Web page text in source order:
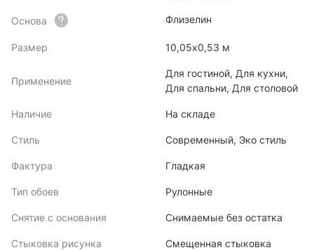
Основа Флизелин
Размер 10,05х0,53 м
Применение
Для гостиной, Для кухни,
Для спальни, Для столовой
Наличие На складе
Стиль Современный, Эко стиль
Фактура Гладкая
Тип обоев Рулонные
Снятие с основания Снимаемые без остатка
Стыковка рисунка Смещенная стыковка